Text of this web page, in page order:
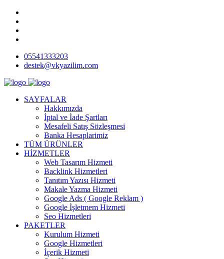
05541333203
destek@vkyazilim.com
SAYFALAR
Hakkımızda
İptal ve İade Şartları
Mesafeli Satış Sözleşmesi
Banka Hesaplarimiz
TÜM ÜRÜNLER
HİZMETLER
Web Tasarım Hizmeti
Backlink Hizmetleri
Tanıtım Yazısı Hizmeti
Makale Yazma Hizmeti
Google Ads ( Google Reklam )
Google İşletmem Hizmeti
Seo Hizmetleri
PAKETLER
Kurulum Hizmeti
Google Hizmetleri
İçerik Hizmeti